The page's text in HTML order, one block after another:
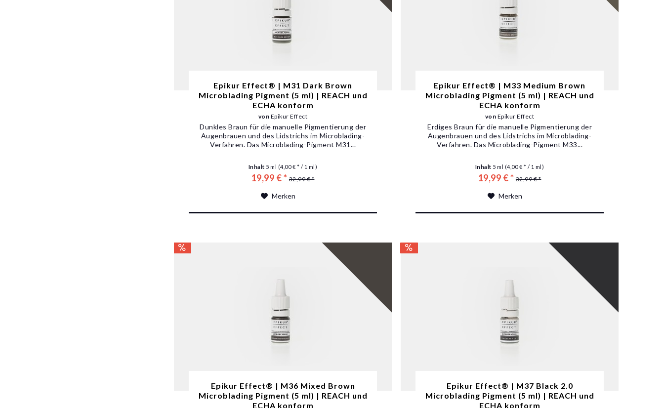
Epikur Effect® | M31 Dark Brown
Microblading Pigment (5 ml) | REACH und
ECHA konform
von Epikur Effect
Dunkles Braun für die manuelle Pigmentierung der
Augenbrauen und des Lidstrichs im Microblading-
Verfahren. Das Microblading-Pigment M31...
Inhalt 5 ml (4,00 € * / 1 ml)
19,99 € * 32,99 € *
Merken
Epikur Effect® | M33 Medium Brown
Microblading Pigment (5 ml) | REACH und
ECHA konform
von Epikur Effect
Erdiges Braun für die manuelle Pigmentierung der
Augenbrauen und des Lidstrichs im Microblading-
Verfahren. Das Microblading-Pigment M33...
Inhalt 5 ml (4,00 € * / 1 ml)
19,99 € * 32,99 € *
Merken
Epikur Effect® | M36 Mixed Brown
Microblading Pigment (5 ml) | REACH und
ECHA konform
Epikur Effect® | M37 Black 2.0
Microblading Pigment (5 ml) | REACH und
ECHA konform